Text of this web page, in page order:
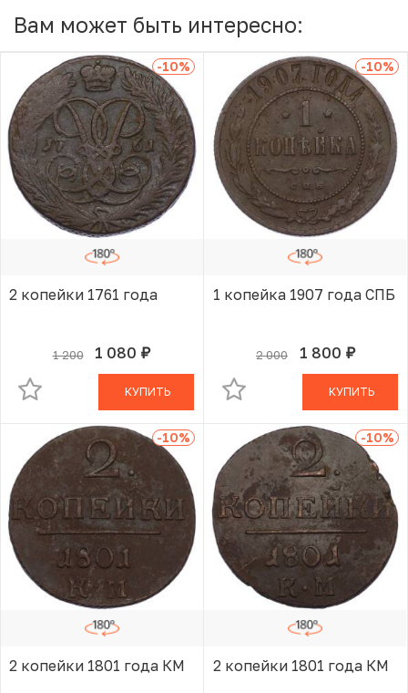
Вам может быть интересно:
-10%
2 копейки 1761 года
1 200 1 080 руб.
В КОРЗИНЕ
КУПИТЬ
-10%
1 копейка 1907 года СПБ
2 000 1 800 руб.
В КОРЗИНЕ
КУПИТЬ
-10%
2 копейки 1801 года КМ
-10%
2 копейки 1801 года КМ